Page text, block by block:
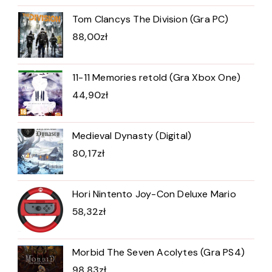
Tom Clancys The Division (Gra PC)
88,00zł
11-11 Memories retold (Gra Xbox One)
44,90zł
Medieval Dynasty (Digital)
80,17zł
Hori Nintento Joy-Con Deluxe Mario
58,32zł
Morbid The Seven Acolytes (Gra PS4)